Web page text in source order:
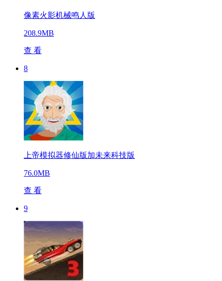
像素火影机械鸣人版
208.9MB
查 看
8
上帝模拟器修仙版加未来科技版
76.0MB
查 看
9